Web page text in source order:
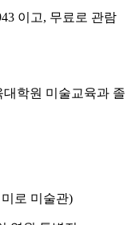
이고, 무료로 관람
학원 미술교육과 졸
로 미술관)